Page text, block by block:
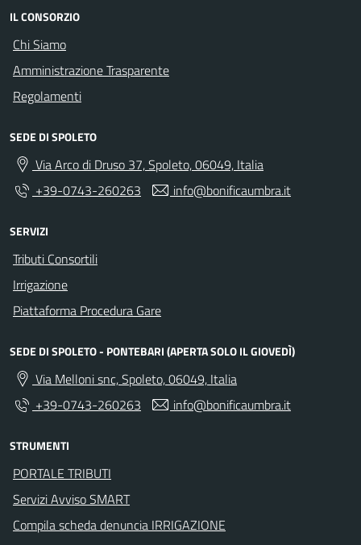
IL CONSORZIO
Chi Siamo
Amministrazione Trasparente
Regolamenti
SEDE DI SPOLETO
Via Arco di Druso 37, Spoleto, 06049, Italia
+39-0743-260263
info@bonificaumbra.it
SERVIZI
Tributi Consortili
Irrigazione
Piattaforma Procedura Gare
SEDE DI SPOLETO - PONTEBARI (APERTA SOLO IL GIOVEDÌ)
Via Melloni snc, Spoleto, 06049, Italia
+39-0743-260263
info@bonificaumbra.it
STRUMENTI
PORTALE TRIBUTI
Servizi Avviso SMART
Compila scheda denuncia IRRIGAZIONE